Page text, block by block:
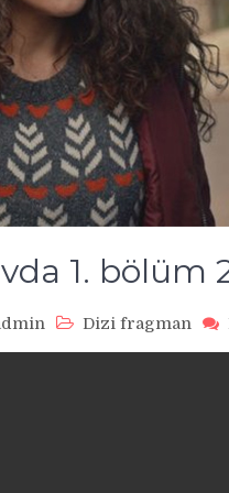
1. bölüm
Dizi fragman